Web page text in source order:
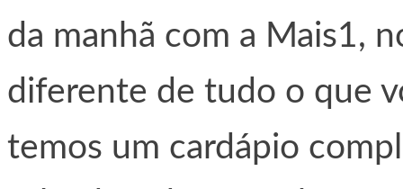
da manhã com a Mais1,
diferente de tudo o que
temos um cardápio